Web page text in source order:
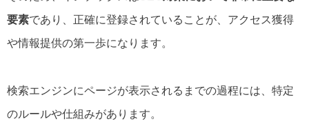
要素であり、正確に登録されていることが、アクセス獲得
や情報提供の第一歩になります。
検索エンジンにページが表示されるまでの過程には、特定
のルールや仕組みがあります。